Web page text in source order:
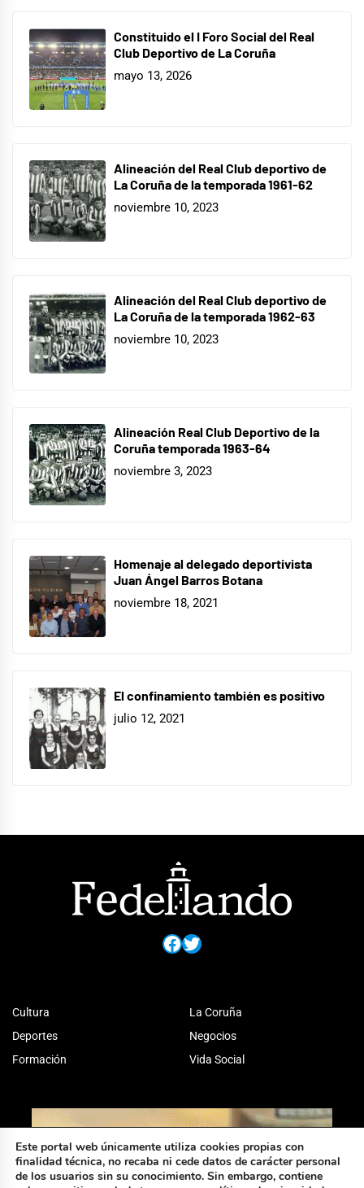
Constituido el I Foro Social del Real
Club Deportivo de La Coruña
mayo 13, 2026
Alineación del Real Club deportivo de
La Coruña de la temporada 1961-62
noviembre 10, 2023
Alineación del Real Club deportivo de
La Coruña de la temporada 1962-63
noviembre 10, 2023
Alineación Real Club Deportivo de la
Coruña temporada 1963-64
noviembre 3, 2023
Homenaje al delegado deportivista
Juan Ángel Barros Botana
noviembre 18, 2021
El confinamiento también es positivo
julio 12, 2021
Facebook
Twitter
Cultura
Deportes
Formación
La Coruña
Negocios
Vida Social
Este portal web únicamente utiliza cookies propias con
finalidad técnica, no recaba ni cede datos de carácter personal
de los usuarios sin su conocimiento. Sin embargo, contiene